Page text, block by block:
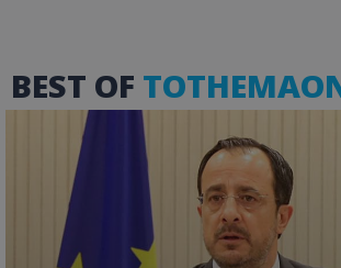
BEST OF
VISITOR_PRIVACY_METADATA